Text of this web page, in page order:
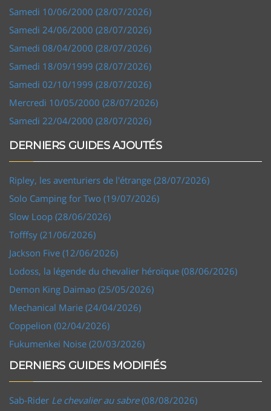
Samedi 10/06/2000 (28/07/2026)
Samedi 24/06/2000 (28/07/2026)
Samedi 08/04/2000 (28/07/2026)
Samedi 18/09/1999 (28/07/2026)
Samedi 02/10/1999 (28/07/2026)
Mercredi 10/05/2000 (28/07/2026)
Samedi 22/04/2000 (28/07/2026)
DERNIERS GUIDES AJOUTÉS
Ripley, les aventuriers de l'étrange (28/07/2026)
Solo Camping for Two (19/07/2026)
Slow Loop (28/06/2026)
Tofffsy (21/06/2026)
Jackson Five (12/06/2026)
Lodoss, la légende du chevalier héroïque (08/06/2026)
Demon King Daimao (25/05/2026)
Mechanical Marie (24/04/2026)
Coppelion (02/04/2026)
Fukumenkei Noise (20/03/2026)
DERNIERS GUIDES MODIFIÉS
Sab-Rider Le chevalier au sabre(08/08/2026)